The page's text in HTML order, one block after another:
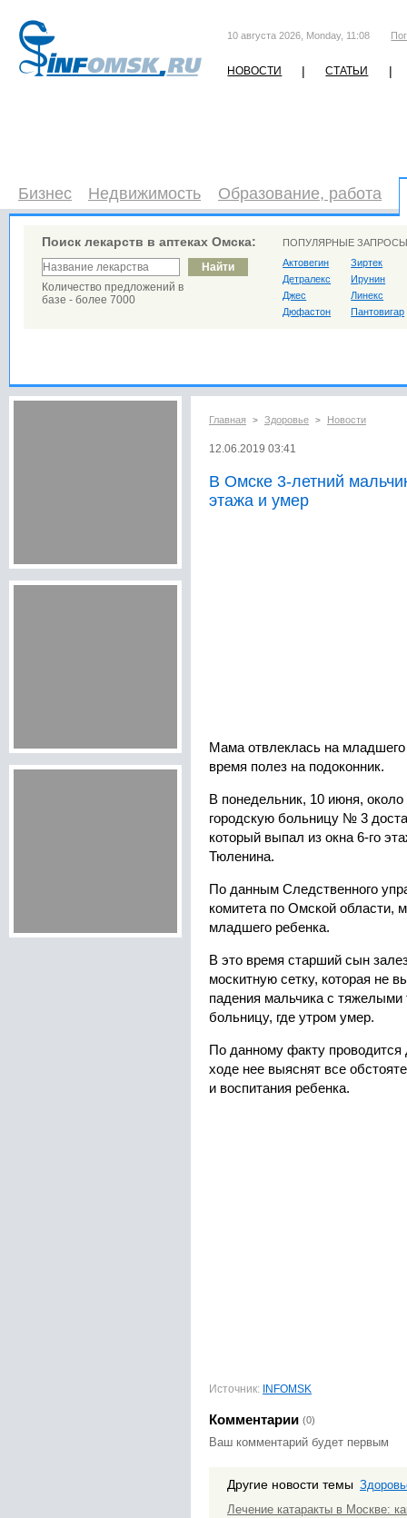
10 августа 2026, Monday, 11:08
НОВОСТИ | СТАТЬИ |
Бизнес Недвижимость Образование, работа
Поиск лекарств в аптеках Омска:
Количество предложений в
базе - более 7000
ПОПУЛЯРНЫЕ
Актовегин
Детралекс
Джес
Дюфастон
Зиртек
Ирунин
Линекс
Пантовигар
Главная > Здоровье > Новости
12.06.2019 03:41
В Омске 3-летний
этажа и умер
Мама отвлеклась на
время полез на подоконник.
В понедельник, 10 июня,
городскую больницу № 3
который выпал из окна 6-го
Тюленина.
По данным Следственного
комитета по Омской области,
младшего ребенка.
В это время старший сын
москитную сетку, которая не
падения мальчика с тяжелыми
больницу, где утром умер.
По данному факту проводится
ходе нее выяснят все
и воспитания ребенка.
Источник: INFOMSK
Комментарии (0)
Ваш комментарий будет первым
Другие новости темы
Лечение катаракты в Москве: